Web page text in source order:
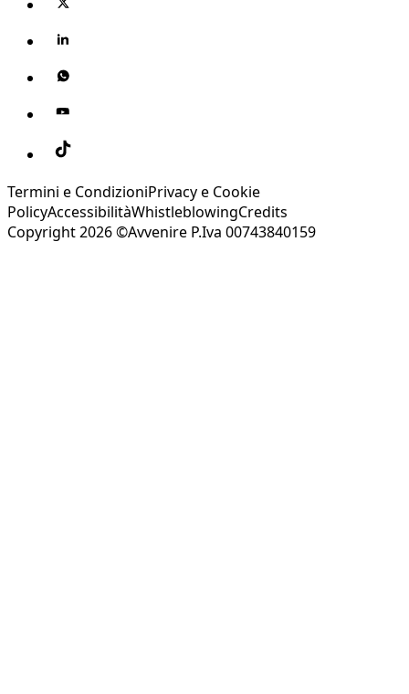
Termini e CondizioniPrivacy e Cookie
PolicyAccessibilitàWhistleblowingCredits
Copyright 2026 ©Avvenire P.Iva 00743840159